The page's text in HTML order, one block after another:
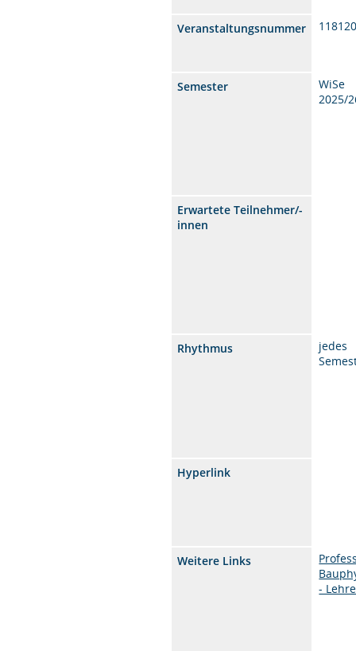
Veranstaltungsnummer
Semester
WiSe
2025/
Erwartete Teilnehmer/-
innen
Rhythmus
jedes
Hyperlink
Weitere Links
- Lehre